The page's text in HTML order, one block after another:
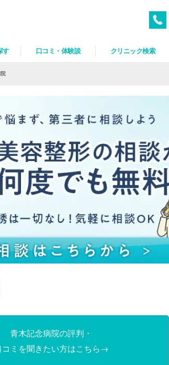
す 口コミ・体験談 クリニック検索
青木記念病院の評判・
コミを聞きたい方はこちら→